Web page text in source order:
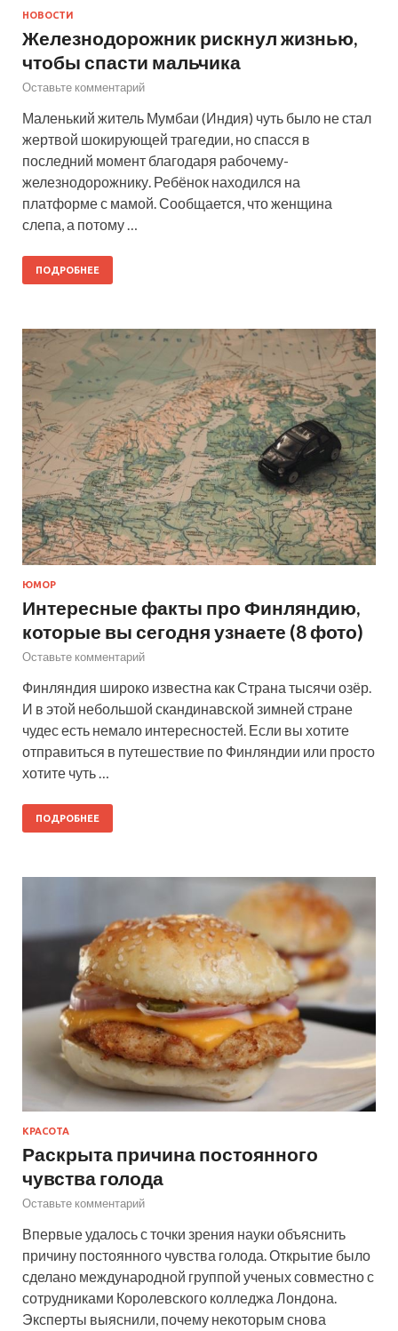
НОВОСТИ
Железнодорожник рискнул жизнью,
чтобы спасти мальчика
Оставьте комментарий
Маленький житель Мумбаи (Индия) чуть было не стал
жертвой шокирующей трагедии, но спасся в
последний момент благодаря рабочему-
железнодорожнику. Ребёнок находился на
платформе с мамой. Сообщается, что женщина
слепа, а потому …
ПОДРОБНЕЕ
ЮМОР
Интересные факты про Финляндию,
которые вы сегодня узнаете (8 фото)
Оставьте комментарий
Финляндия широко известна как Страна тысячи озёр.
И в этой небольшой скандинавской зимней стране
чудес есть немало интересностей. Если вы хотите
отправиться в путешествие по Финляндии или просто
хотите чуть …
ПОДРОБНЕЕ
КРАСОТА
Раскрыта причина постоянного
чувства голода
Оставьте комментарий
Впервые удалось с точки зрения науки объяснить
причину постоянного чувства голода. Открытие было
сделано международной группой ученых совместно с
сотрудниками Королевского колледжа Лондона.
Эксперты выяснили, почему некоторым снова